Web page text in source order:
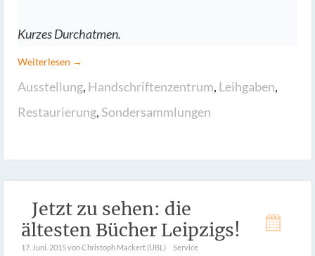
Kurzes Durchatmen.
Weiterlesen →
Ausstellung, Handschriftenzentrum, Leihgaben,
Restaurierung, Sondersammlungen
Jetzt zu sehen: die
ältesten Bücher Leipzigs!
17. Juni. 2015von Christoph Mackert (UBL)
Service